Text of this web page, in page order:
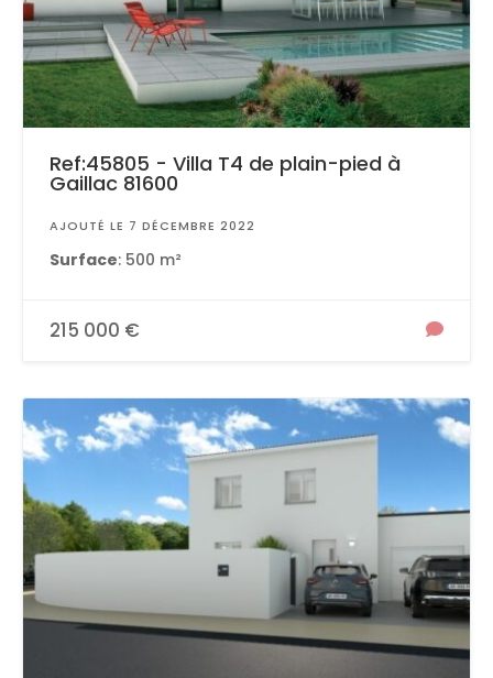
Ref:45805 - Villa T4 de plain-pied à
Gaillac 81600
AJOUTÉ LE 7 DÉCEMBRE 2022
Surface: 500 m²
215 000 €